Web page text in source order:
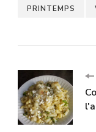
PRINTEMPS